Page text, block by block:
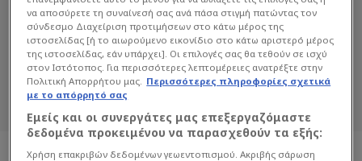
Διαβάστε όλα τα άρθρα του Sportdog
σχετικά με το θέμα Ισσά Καμπορέ.
Sportdog: Πιστό στον φίλαθλο.
να αποσύρετε τη συναίνεσή σας ανά πάσα στιγμή πατώντας τον
σύνδεσμο Διαχείριση προτιμήσεων στο κάτω μέρος της
ιστοσελίδας [ή το αιωρούμενο εικονίδιο στο κάτω αριστερό μέρος
της ιστοσελίδας, εάν υπάρχει]. Οι επιλογές σας θα τεθούν σε ισχύ
στον Ιστότοπος. Για περισσότερες λεπτομέρειες ανατρέξτε στην
Πολιτική Απορρήτου μας. Περισσότερες πληροφορίες σχετικά
με το απόρρητό σας
Εμείς και οι συνεργάτες μας επεξεργαζόμαστε
δεδομένα προκειμένου να παρασχεθούν τα εξής:
Χρήση επακριβών δεδομένων γεωεντοπισμού. Ακριβής σάρωση